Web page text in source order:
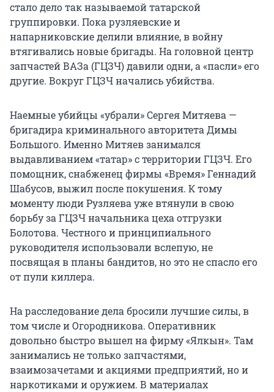
стало дело так называемой татарской
группировки. Пока рузляевские и
напарниковские делили влияние, в войну
втягивались новые бригады. На головной центр
запчастей ВАЗа (ГЦЗЧ) давили одни, а «пасли» его
другие. Вокруг ГЦЗЧ начались убийства.
Наемные убийцы «убрали» Сергея Митяева —
бригадира криминального авторитета Димы
Большого. Именно Митяев занимался
выдавливанием «татар» с территории ГЦЗЧ. Его
помощник, снабженец фирмы «Время» Геннадий
Шабусов, выжил после покушения. К тому
моменту люди Рузляева уже втянули в свою
борьбу за ГЦЗЧ начальника цеха отгрузки
Болотова. Честного и принципиального
руководителя использовали вслепую, не
посвящая в планы бандитов, но это не спасло его
от пули киллера.
На расследование дела бросили лучшие силы, в
том числе и Огородникова. Оперативник
довольно быстро вышел на фирму «Ялкын». Там
занимались не только запчастями,
взаимозачетами и акциями предприятий, но и
наркотиками и оружием. В материалах